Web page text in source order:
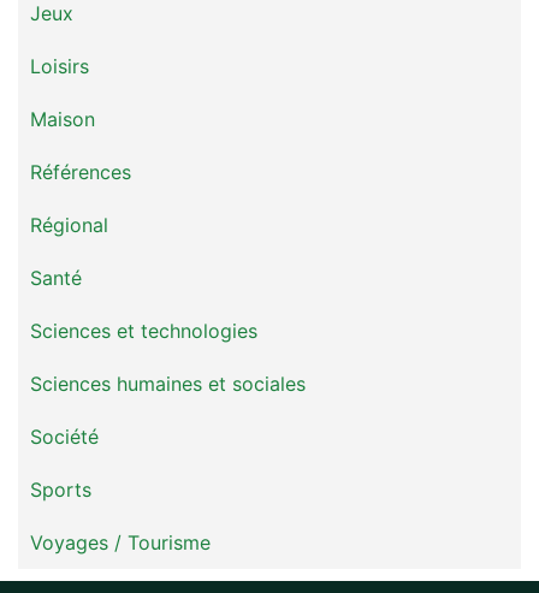
Jeux
Loisirs
Maison
Références
Régional
Santé
Sciences et technologies
Sciences humaines et sociales
Société
Sports
Voyages / Tourisme